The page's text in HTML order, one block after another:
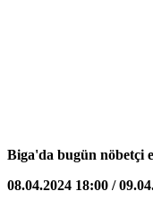
Biga'da bugün nöbetçi
08.04.2024 18:00 /